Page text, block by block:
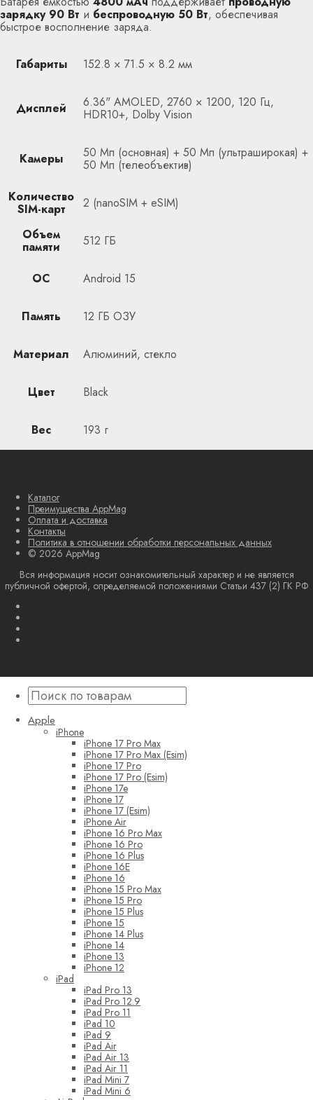
зарядку 90 Вт и беспроводную 50 Вт, обеспечивая
быстрое восполнение заряда.
Габариты 152.8 × 71.5 × 8.2 мм
Дисплей 6.36" AMOLED, 2760 × 1200, 120 Гц,
HDR10+, Dolby Vision
Камеры 50 Мп (основная) + 50 Мп (ультраширокая) +
50 Мп (телеобъектив)
Количество
SIM-карт
2 (nanoSIM + eSIM)
Объем
памяти 512 ГБ
ОС Android 15
Память 12 ГБ ОЗУ
Материал Алюминий, стекло
Цвет Black
Вес 193 г
Каталог
Преимущества AppMag
Оплата и доставка
Контакты
Политика в отношении обработки персональных данных
© 2026 AppMag
Вся информация носит ознакомительный характер и не является
публичной офертой, определяемой положениями Статьи 437 (2) ГК РФ
Apple
iPhone
iPhone 17 Pro Max
iPhone 17 Pro Max (Esim)
iPhone 17 Pro
iPhone 17 Pro (Esim)
iPhone 17e
iPhone 17
iPhone 17 (Esim)
iPhone Air
iPhone 16 Pro Max
iPhone 16 Pro
iPhone 16 Plus
iPhone 16E
iPhone 16
iPhone 15 Pro Max
iPhone 15 Pro
iPhone 15 Plus
iPhone 15
iPhone 14 Plus
iPhone 14
iPhone 13
iPhone 12
iPad
iPad Pro 13
iPad Pro 12.9
iPad Pro 11
iPad 10
iPad 9
iPad Air
iPad Air 13
iPad Air 11
iPad Mini 7
iPad Mini 6